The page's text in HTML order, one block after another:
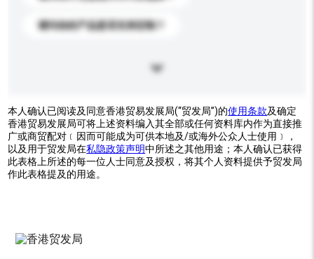
请问你的产品是否支持定制？
本人确认已阅读及同意香港贸易发展局(“贸发局”)的使用条款及确定
香港贸易发展局可将上述资料编入其全部或任何资料库内作为直接推
广或商贸配对﹝因而可能成为可供本地及/或海外公众人士使用﹞，
以及用于贸发局在私隐政策声明中所述之其他用途；本人确认已获得
此表格上所述的每一位人士同意及授权，将其个人资料提供予贸发局
作此表格提及的用途。